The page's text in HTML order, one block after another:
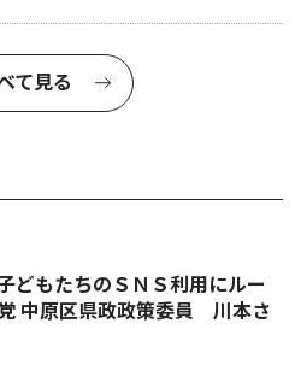
て見る
もたちのＳＮＳ利用にルー
中原区県政政策委員 川本さ